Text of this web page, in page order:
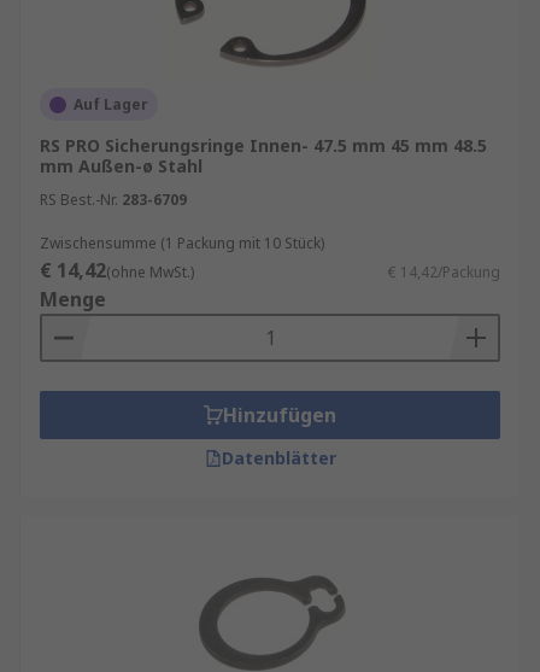
Auf Lager
RS PRO Sicherungsringe Innen- 47.5 mm 45 mm 48.5
mm Außen-ø Stahl
RS Best.-Nr. 283-6709
Zwischensumme (1 Packung mit 10 Stück)
€ 14,42(ohne MwSt.) € 14,42/Packung
Menge
Hinzufügen
Datenblätter